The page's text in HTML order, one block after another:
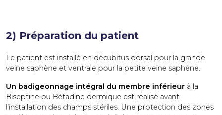
2) Préparation du patient
Le patient est installé en décubitus dorsal pour la grande
veine saphène et ventrale pour la petite veine saphène.
Un badigeonnage intégral du membre inférieur à la
Biseptine ou Bétadine dermique est réalisé avant
l’installation des champs stériles. Une protection des zones